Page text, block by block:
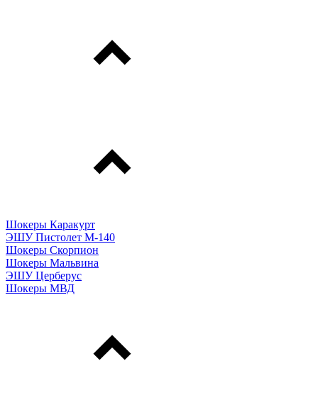
Шокеры Каракурт
ЭШУ Пистолет М-140
Шокеры Скорпион
Шокеры Мальвина
ЭШУ Церберус
Шокеры МВД